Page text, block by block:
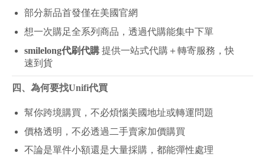
部分新品首發僅在美國官網
想一次購足全系列商品，透過代購能集中下單
smilelong代刷代購提供一站式代購＋轉寄服務，快
速到貨
四、為何要找Unifi代買
幫你跨境購買，不必煩惱美國地址或轉運問題
價格透明，不必透過二手賣家加價購買
不論是單件小額還是大量採購，都能彈性處理